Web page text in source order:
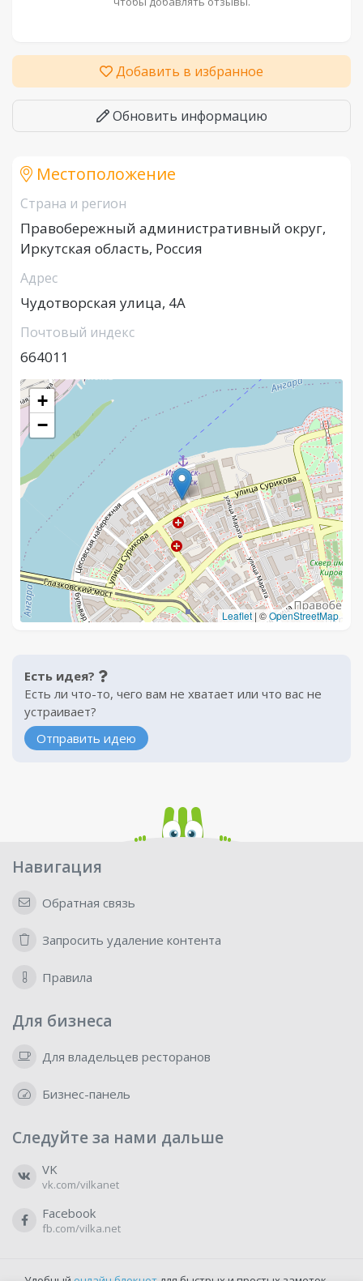
Добавить в избранное
Обновить информацию
Местоположение
Страна и регион
Правобережный административный округ,
Иркутская область, Россия
Адрес
Чудотворская улица, 4А
Почтовый индекс
664011
+
−
Leaflet | ©OpenStreetMap
Есть идея?
Есть ли что-то, чего вам не хватает или что вас не
устраивает?
Отправить идею
Навигация
Обратная связь
Запросить удаление контента
Правила
Для бизнеса
Для владельцев ресторанов
Бизнес-панель
Следуйте за нами дальше
VK
vk.com/vilkanet
Facebook
fb.com/vilka.net